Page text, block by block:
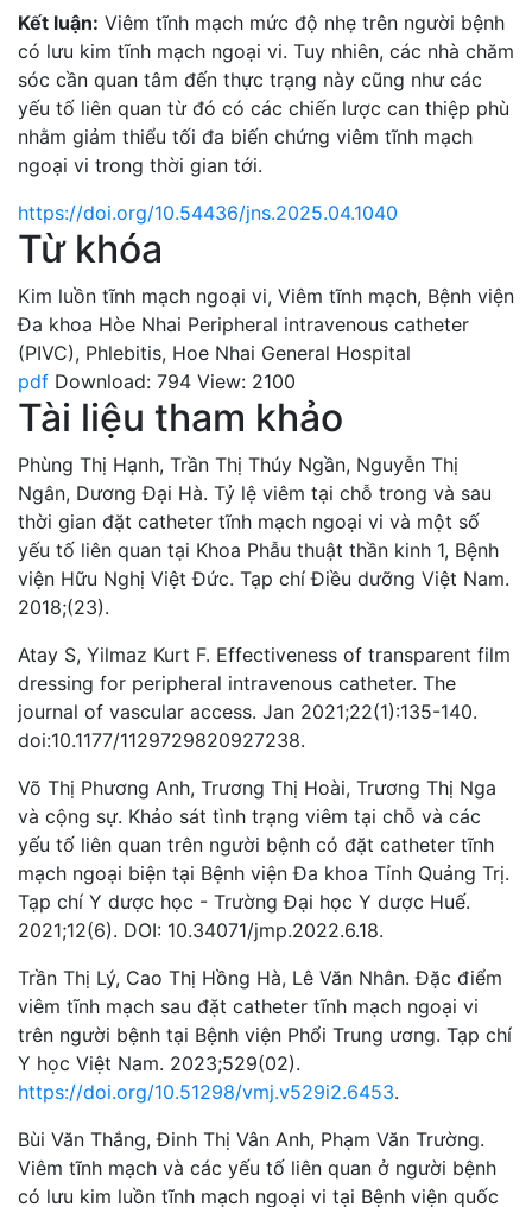
Kết luận: Viêm tĩnh mạch mức độ nhẹ trên người bệnh
có lưu kim tĩnh mạch ngoại vi. Tuy nhiên, các nhà chăm
sóc cần quan tâm đến thực trạng này cũng như các
yếu tố liên quan từ đó có các chiến lược can thiệp phù
nhằm giảm thiểu tối đa biến chứng viêm tĩnh mạch
ngoại vi trong thời gian tới.
https://doi.org/10.54436/jns.2025.04.1040
Từ khóa
Kim luồn tĩnh mạch ngoại vi, Viêm tĩnh mạch, Bệnh viện
Đa khoa Hòe Nhai Peripheral intravenous catheter
(PIVC), Phlebitis, Hoe Nhai General Hospital
pdf Download: 794 View: 2100
Tài liệu tham khảo
Phùng Thị Hạnh, Trần Thị Thúy Ngần, Nguyễn Thị
Ngân, Dương Đại Hà. Tỷ lệ viêm tại chỗ trong và sau
thời gian đặt catheter tĩnh mạch ngoại vi và một số
yếu tố liên quan tại Khoa Phẫu thuật thần kinh 1, Bệnh
viện Hữu Nghị Việt Đức. Tạp chí Điều dưỡng Việt Nam.
2018;(23).
Atay S, Yilmaz Kurt F. Effectiveness of transparent film
dressing for peripheral intravenous catheter. The
journal of vascular access. Jan 2021;22(1):135-140.
doi:10.1177/1129729820927238.
Võ Thị Phương Anh, Trương Thị Hoài, Trương Thị Nga
và cộng sự. Khảo sát tình trạng viêm tại chỗ và các
yếu tố liên quan trên người bệnh có đặt catheter tĩnh
mạch ngoại biện tại Bệnh viện Đa khoa Tỉnh Quảng Trị.
Tạp chí Y dược học - Trường Đại học Y dược Huế.
2021;12(6). DOI: 10.34071/jmp.2022.6.18.
Trần Thị Lý, Cao Thị Hồng Hà, Lê Văn Nhân. Đặc điểm
viêm tĩnh mạch sau đặt catheter tĩnh mạch ngoại vi
trên người bệnh tại Bệnh viện Phổi Trung ương. Tạp chí
Y học Việt Nam. 2023;529(02).
https://doi.org/10.51298/vmj.v529i2.6453.
Bùi Văn Thắng, Đinh Thị Vân Anh, Phạm Văn Trường.
Viêm tĩnh mạch và các yếu tố liên quan ở người bệnh
có lưu kim luồn tĩnh mạch ngoại vi tại Bệnh viện quốc